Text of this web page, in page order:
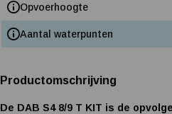
Opvoerhoogte
Aantal waterpunten
Productomschrijving
De DAB S4 8/9 T KIT is de